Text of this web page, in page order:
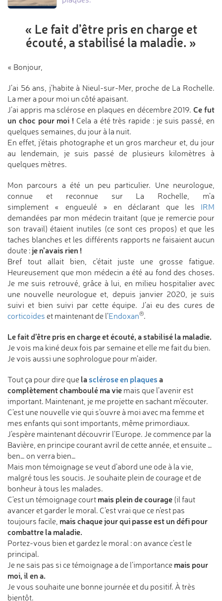
« Le fait d’être pris en charge et
écouté, a stabilisé la maladie. »
« Bonjour,
J’ai 56 ans, j’habite à Nieul-sur-Mer, proche de La Rochelle.
La mer a pour moi un côté apaisant.
J’ai appris ma sclérose en plaques en décembre 2019.Ce fut
un choc pour moi ! Cela a été très rapide : je suis passé, en
quelques semaines, du jour à la nuit.
En effet, j’étais photographe et un gros marcheur et, du jour
au lendemain, je suis passé de plusieurs kilomètres à
quelques mètres.
Mon parcours a été un peu particulier. Une neurologue,
connue et reconnue sur La Rochelle, m’a
simplement « engueulé » en déclarant que les IRM
demandées par mon médecin traitant (que je remercie pour
son travail) étaient inutiles (ce sont ces propos) et que les
taches blanches et les différents rapports ne faisaient aucun
doute :je n’avais rien !
Bref tout allait bien, c’était juste une grosse fatigue.
Heureusement que mon médecin a été au fond des choses.
Je me suis retrouvé, grâce à lui, en milieu hospitalier avec
une nouvelle neurologue et, depuis janvier 2020, je suis
suivi et bien suivi par cette équipe. J’ai eu des cures de
corticoïdes et maintenant de l’Endoxan®.
Le fait d’être pris en charge et écouté, a stabilisé la maladie.
Je vois ma kiné deux fois par semaine et elle me fait du bien.
Je vois aussi une sophrologue pour m’aider.
Tout ça pour dire que lasclérose en plaquesa
complètement chamboulé ma vie mais que l’avenir est
important. Maintenant, je me projette en sachant m’écouter.
C’est une nouvelle vie qui s’ouvre à moi avec ma femme et
mes enfants qui sont importants, même primordiaux.
J’espère maintenant découvrir l’Europe. Je commence par la
Bavière, en principe courant avril de cette année, et ensuite …
ben… on verra bien…
Mais mon témoignage se veut d’abord une ode à la vie,
malgré tous les soucis. Je souhaite plein de courage et de
bonheur à tous les malades.
C’est un témoignage court mais plein de courage (il faut
avancer et garder le moral. C’est vrai que ce n’est pas
toujours facile, mais chaque jour qui passe est un défi pour
combattre la maladie.
Portez-vous bien et gardez le moral : on avance c’est le
principal.
Je ne sais pas si ce témoignage a de l’importance mais pour
moi, il en a.
Je vous souhaite une bonne journée et du positif. À très
bientôt.